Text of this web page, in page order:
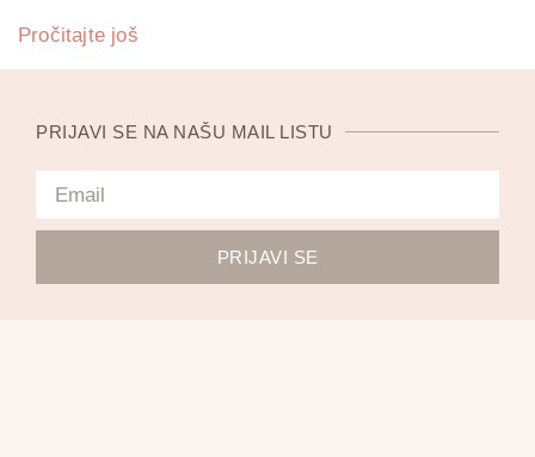
Pročitajte još
PRIJAVI SE NA NAŠU MAIL LISTU
PRIJAVI SE